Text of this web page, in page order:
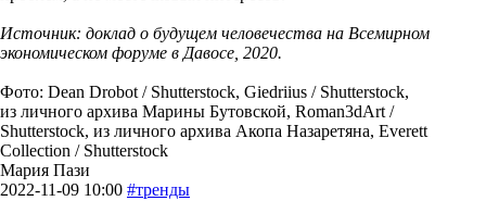
Источник: доклад о будущем человечества на Всемирном
экономическом форуме в Давосе, 2020.
Фото: Dean Drobot / Shutterstock, Giedriius / Shutterstock,
из личного архива Марины Бутовской, Roman3dArt /
Shutterstock, из личного архива Акопа Назаретяна, Everett
Collection / Shutterstock
Мария Пази
2022-11-09 10:00 #тренды